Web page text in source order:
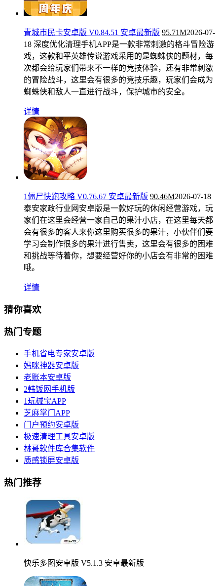
青城市民卡安卓版 V0.84.51 安卓最新版 95.71M2026-07-
18 深度优化清理手机APP是一款非常刺激的格斗冒险游
戏，这款和平英雄传说游戏采用的是蜘蛛侠的题材，每
次都会给玩家们带来不一样的竞技体验，还有非常刺激
的冒险战斗，这里会有很多的竞技乐趣，玩家们会成为
蜘蛛侠和敌人一直进行战斗，保护城市的安全。
详情
1僵尸快跑攻略 V0.76.67 安卓最新版 90.46M2026-07-18
泰安家政行业网安卓版是一款好玩的休闲经营游戏，玩
家们在这里会经营一家自己的果汁小店，在这里每天都
会有很多的客人来你这里购买很多的果汁，小伙伴们要
学习会制作很多的果汁进行售卖，这里会有很多的困难
和挑战等待着你，想要经营好你的小店会有非常的困难
哦。
详情
猜你喜欢
热门专题
手机省电专家安卓版
妈咪神器安卓版
老账本安卓版
2韩饭网手机版
1玩械宝APP
芝麻掌门APP
门户预约安卓版
极速清理工具安卓版
林哥软件库合集软件
质感锁屏安卓版
热门推荐
快乐多图安卓版 V5.1.3 安卓最新版